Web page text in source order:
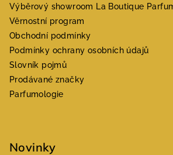
Výběrový showroom La Boutique
Věrnostní program
Obchodní podmínky
Podmínky ochrany osobních údajů
Slovník pojmů
Prodávané značky
Parfumologie
Novinky